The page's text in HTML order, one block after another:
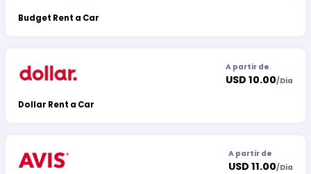
Budget Rent a Car
Dollar Rent a Car
A partir de
USD 10.00/Dia
A partir de
USD 11.00/Dia